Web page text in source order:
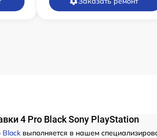
4 Pro Black Sony PlayStation
Black выполняется в нашем